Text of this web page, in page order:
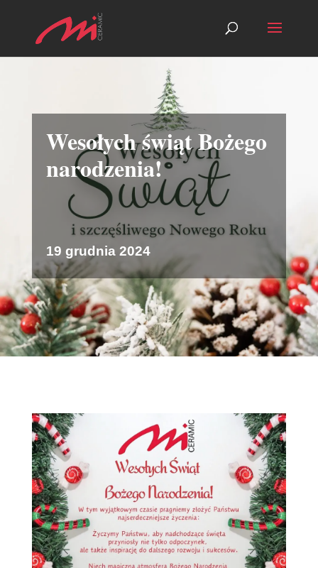
Wesołych świąt Bożego
narodzenia!
19 grudnia 2024